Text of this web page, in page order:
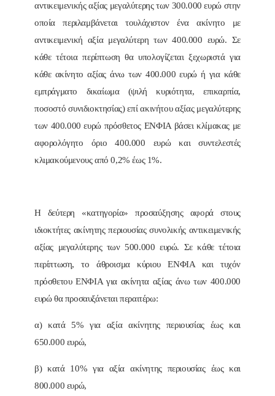
αντικειμενικής αξίας μεγαλύτερης των 300.000 ευρώ στην
οποία περιλαμβάνεται τουλάχιστον ένα ακίνητο με
αντικειμενική αξία μεγαλύτερη των 400.000 ευρώ. Σε
κάθε τέτοια περίπτωση θα υπολογίζεται ξεχωριστά για
κάθε ακίνητο αξίας άνω των 400.000 ευρώ ή για κάθε
εμπράγματο δικαίωμα (ψιλή κυριότητα, επικαρπία,
ποσοστό συνιδιοκτησίας) επί ακινήτου αξίας μεγαλύτερης
των 400.000 ευρώ πρόσθετος ΕΝΦΙΑ βάσει κλίμακας με
αφορολόγητο όριο 400.000 ευρώ και συντελεστές
κλιμακούμενους από 0,2% έως 1%.
Η δεύτερη «κατηγορία» προσαύξησης αφορά στους
ιδιοκτήτες ακίνητης περιουσίας συνολικής αντικειμενικής
αξίας μεγαλύτερης των 500.000 ευρώ. Σε κάθε τέτοια
περίπτωση, το άθροισμα κύριου ΕΝΦΙΑ και τυχόν
πρόσθετου ΕΝΦΙΑ για ακίνητα αξίας άνω των 400.000
ευρώ θα προσαυξάνεται περαιτέρω:
α) κατά 5% για αξία ακίνητης περιουσίας έως και
650.000 ευρώ,
β) κατά 10% για αξία ακίνητης περιουσίας έως και
800.000 ευρώ,